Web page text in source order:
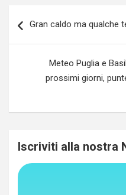
articoli
Gran caldo ma qualche
Meteo Puglia e
prossimi giorni,
Iscriviti alla nostra